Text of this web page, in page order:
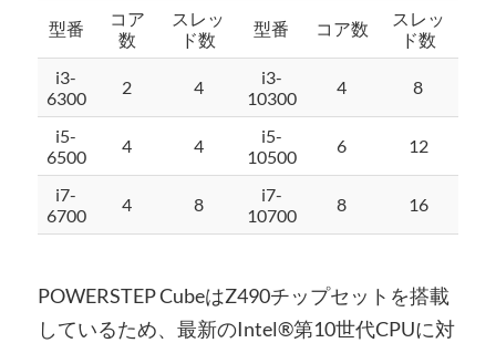
型番
コア
数
スレッ
ド数
型番 コア数
スレッ
ド数
i3-
6300
2 4
i3-
10300
4 8
i5-
6500
4 4
i5-
10500
6 12
i7-
6700
4 8
i7-
10700
8 16
POWERSTEP CubeはZ490チップセットを搭載
しているため、最新のIntel®第10世代CPUに対